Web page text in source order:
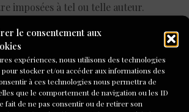
le consentement aux
expériences, nous utilisons des technologies
stocker et/ou accéder aux informations des
à ces technologies nous permettra de
que le comportement de navigation ou les ID
fait de ne pas consentir ou de retirer son
imposées à tel ou telle auteur.